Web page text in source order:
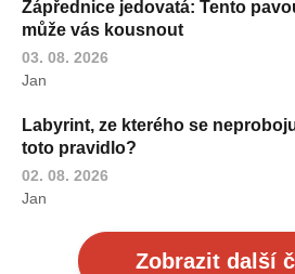
Zápřednice jedovatá: Tento
může vás kousnout
03. 08. 2026
Jan
Labyrint, ze kterého se
toto pravidlo?
02. 08. 2026
Jan
Zobrazit další